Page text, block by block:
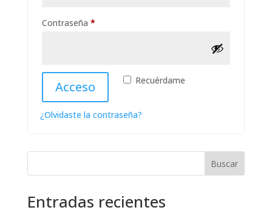
Contraseña *Obligatorio
Recuérdame
Acceso
¿Olvidaste la contraseña?
Buscar
Entradas recientes